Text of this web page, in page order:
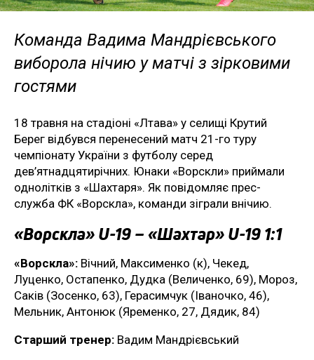
Команда Вадима Мандрієвського
виборола нічию у матчі з зірковими
гостями
18 травня на стадіоні «Лтава» у селищі Крутий
Берег відбувся перенесений матч 21-го туру
чемпіонату України з футболу серед
дев’ятнадцятирічних. Юнаки «Ворскли» приймали
однолітків з «Шахтаря». Як повідомляє прес-
служба ФК «Ворскла», команди зіграли внічию.
«Ворскла» U-19 – «Шахтар» U-19 1:1
«Ворскла»: Вічний, Максименко (к), Чекед,
Луценко, Остапенко, Дудка (Величенко, 69), Мороз,
Саків (Зосенко, 63), Герасимчук (Іваночко, 46),
Мельник, Антонюк (Яременко, 27, Дядик, 84)
Старший тренер: Вадим Мандрієвський